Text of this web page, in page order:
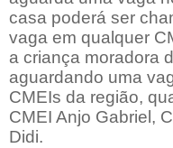
casa poderá ser
vaga em qualquer
a criança moradora
aguardando uma
CMEIs da região,
CMEI Anjo Gabriel,
Didi.